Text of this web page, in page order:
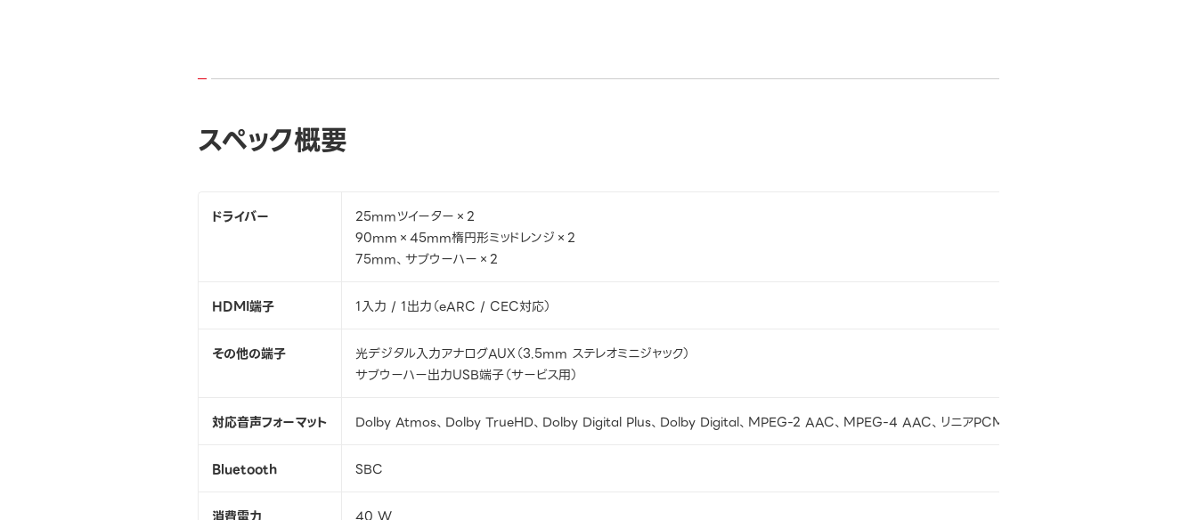
スペック概要
ドライバー
25mmツイーター×2
90mm×45mm楕円形ミッドレンジ×2
75mm、サブウーハー×2
HDMI端子 1入力 / 1出力（eARC / CEC対応）
その他の端子
光デジタル入力アナログAUX（3.5mm ステレオミニジャック）
サブウーハー出力USB端子（サービス用）
対応音声フォーマット Dolby Atmos、Dolby TrueHD、Dolby Digital Plus、Dolby Digital、MPEG-2 AAC、MPEG-4 AAC、リニアPCM（最大7.1ch）
Bluetooth SBC